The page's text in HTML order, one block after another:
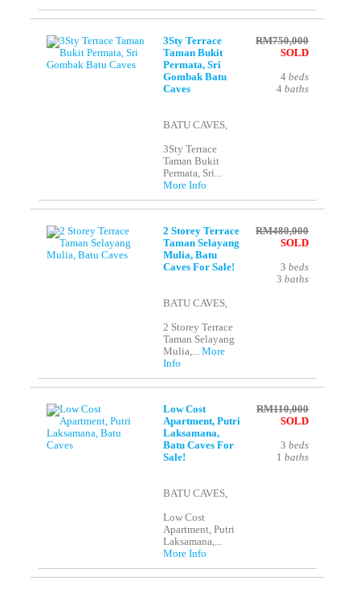
3Sty Terrace
Taman Bukit
Permata, Sri
Gombak Batu
Caves
BATU CAVES,
3Sty Terrace
Taman Bukit
Permata, Sri...
More Info
RM750,000
SOLD
4 beds
4 baths
2 Storey Terrace
Taman Selayang
Mulia, Batu
Caves For Sale!
BATU CAVES,
2 Storey Terrace
Taman Selayang
Mulia,...More
Info
RM480,000
SOLD
3 beds
3 baths
Low Cost
Apartment, Putri
Laksamana,
Batu Caves For
Sale!
BATU CAVES,
Low Cost
Apartment, Putri
Laksamana,...
More Info
RM110,000
SOLD
3 beds
1 baths